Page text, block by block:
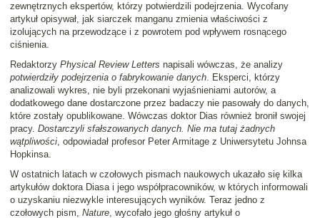
zewnętrznych ekspertów, którzy potwierdzili podejrzenia. Wycofany
artykuł opisywał, jak siarczek manganu zmienia właściwości z
izolujących na przewodzące i z powrotem pod wpływem rosnącego
ciśnienia.
Redaktorzy Physical Review Letters napisali wówczas, że analizy
potwierdziły podejrzenia o fabrykowanie danych. Eksperci, którzy
analizowali wykres, nie byli przekonani wyjaśnieniami autorów, a
dodatkowego dane dostarczone przez badaczy nie pasowały do danych,
które zostały opublikowane. Wówczas doktor Dias również bronił swojej
pracy. Dostarczyli sfałszowanych danych. Nie ma tutaj żadnych
wątpliwości, odpowiadał profesor Peter Armitage z Uniwersytetu Johnsa
Hopkinsa.
W ostatnich latach w czołowych pismach naukowych ukazało się kilka
artykułów doktora Diasa i jego współpracowników, w których informowali
o uzyskaniu niezwykle interesujących wyników. Teraz jedno z
czołowych pism, Nature, wycofało jego głośny artykuł o